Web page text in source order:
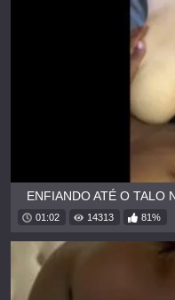
ENFIANDO ATÉ O TALO
01:02 14313 81%